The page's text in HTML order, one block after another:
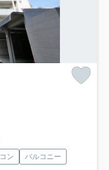
ン
バルコニー